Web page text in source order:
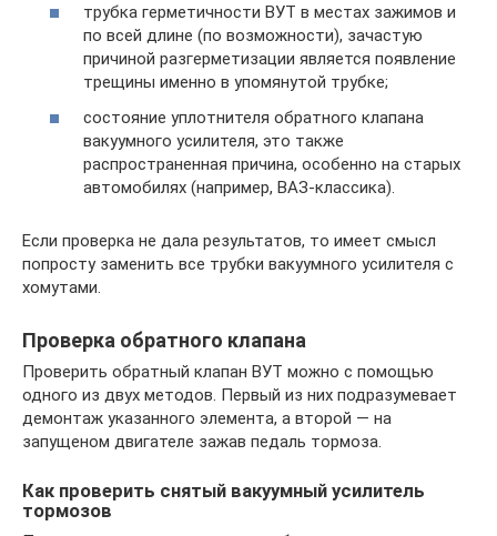
трубка герметичности ВУТ в местах зажимов и
по всей длине (по возможности), зачастую
причиной разгерметизации является появление
трещины именно в упомянутой трубке;
состояние уплотнителя обратного клапана
вакуумного усилителя, это также
распространенная причина, особенно на старых
автомобилях (например, ВАЗ-классика).
Если проверка не дала результатов, то имеет смысл
попросту заменить все трубки вакуумного усилителя с
хомутами.
Проверка обратного клапана
Проверить обратный клапан ВУТ можно с помощью
одного из двух методов. Первый из них подразумевает
демонтаж указанного элемента, а второй — на
запущеном двигателе зажав педаль тормоза.
Как проверить снятый вакуумный усилитель
тормозов